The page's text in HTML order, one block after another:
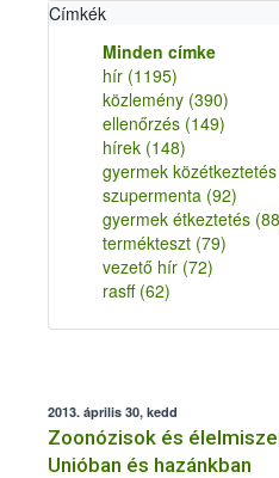
Címkék
Minden címke
hír (1195)
közlemény (390)
ellenőrzés (149)
hírek (148)
gyermek közétkeztetés
szupermenta (92)
gyermek étkeztetés
termékteszt (79)
vezető hír (72)
rasff (62)
2013. április 30, kedd
Zoonózisok és
Unióban és hazánkban